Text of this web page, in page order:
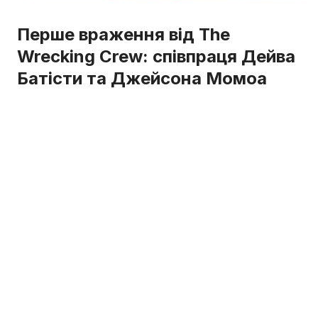
Перше враження від The
Wrecking Crew: співпраця Дейва
Батісти та Джейсона Момоа